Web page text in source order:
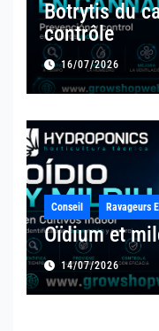
Botrytis du
contrôle
16/07/2026
Conseil Ravageurs
Oïdium et
14/07/2026